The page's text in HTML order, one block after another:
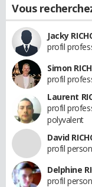
Vous
Jacky
profil
Simon
profil
Laurent
profil
polyvalent
David
profil
Delphine
profil